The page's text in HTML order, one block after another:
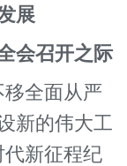
展
会召开之际
全面从严
新的伟大工
代新征程纪